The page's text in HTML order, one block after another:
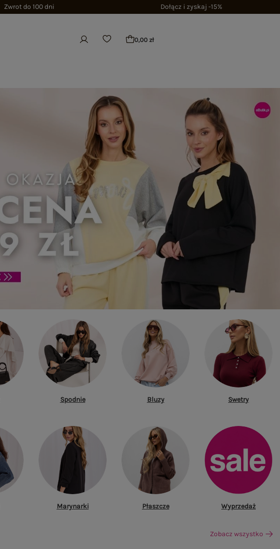
Zwrot do 100 dni Dołącz i zyskaj -15%
0,00 zł
Spodnie Bluzy Swetry
Marynarki Płaszcze Wyprzedaż
Zobacz wszystko